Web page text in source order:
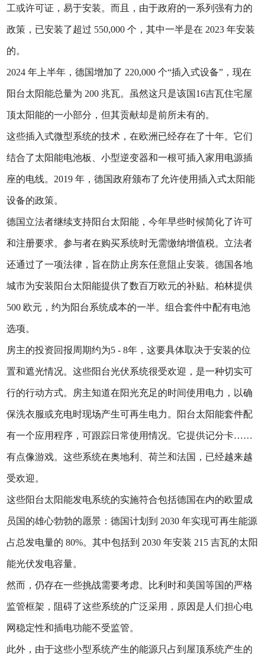
工或许可证，易于安装。而且，由于政府的一系列强有力的
政策，已安装了超过 550,000 个，其中一半是在 2023 年安装
的。
2024 年上半年，德国增加了 220,000 个“插入式设备”，现在
阳台太阳能总量为 200 兆瓦。虽然这只是该国16吉瓦住宅屋
顶太阳能的一小部分，但其贡献却是前所未有的。
这些插入式微型系统的技术，在欧洲已经存在了十年。它们
结合了太阳能电池板、小型逆变器和一根可插入家用电源插
座的电线。2019 年，德国政府颁布了允许使用插入式太阳能
设备的政策。
德国立法者继续支持阳台太阳能，今年早些时候简化了许可
和注册要求。参与者在购买系统时无需缴纳增值税。立法者
还通过了一项法律，旨在防止房东任意阻止安装。德国各地
城市为安装阳台太阳能提供了数百万欧元的补贴。柏林提供
500 欧元，约为阳台系统成本的一半。组合套件中配有电池
选项。
房主的投资回报周期约为5 - 8年，这要具体取决于安装的位
置和遮光情况。这些阳台光伏系统很受欢迎，是一种切实可
行的行动方式。房主知道在阳光充足的时间使用电力，以确
保洗衣服或充电时现场产生可再生电力。阳台太阳能套件配
有一个应用程序，可跟踪日常使用情况。它提供记分卡……
有点像游戏。这些系统在奥地利、荷兰和法国，已经越来越
受欢迎。
这些阳台太阳能发电系统的实施符合包括德国在内的欧盟成
员国的雄心勃勃的愿景：德国计划到 2030 年实现可再生能源
占总发电量的 80%。其中包括到 2030 年安装 215 吉瓦的太阳
能光伏发电容量。
然而，仍存在一些挑战需要考虑。比利时和美国等国的严格
监管框架，阻碍了这些系统的广泛采用，原因是人们担心电
网稳定性和插电功能不受监管。
此外，由于这些小型系统产生的能源只占到屋顶系统产生的